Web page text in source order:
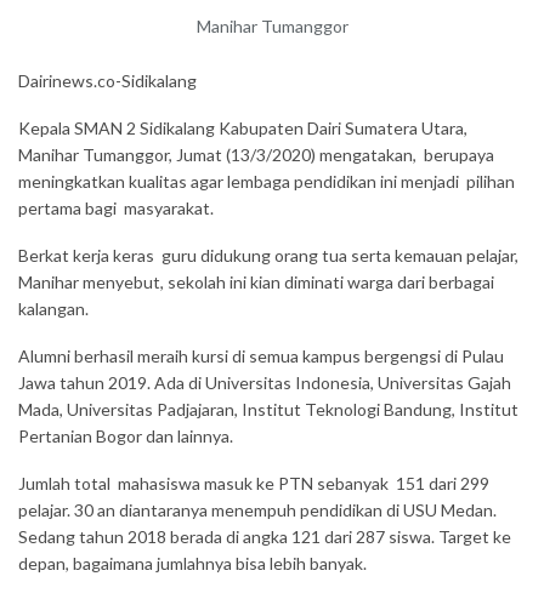
Manihar Tumanggor
Dairinews.co-Sidikalang
Kepala SMAN 2 Sidikalang Kabupaten Dairi Sumatera Utara,
Manihar Tumanggor, Jumat (13/3/2020) mengatakan, berupaya
meningkatkan kualitas agar lembaga pendidikan ini menjadi pilihan
pertama bagi masyarakat.
Berkat kerja keras guru didukung orang tua serta kemauan pelajar,
Manihar menyebut, sekolah ini kian diminati warga dari berbagai
kalangan.
Alumni berhasil meraih kursi di semua kampus bergengsi di Pulau
Jawa tahun 2019. Ada di Universitas Indonesia, Universitas Gajah
Mada, Universitas Padjajaran, Institut Teknologi Bandung, Institut
Pertanian Bogor dan lainnya.
Jumlah total mahasiswa masuk ke PTN sebanyak 151 dari 299
pelajar. 30 an diantaranya menempuh pendidikan di USU Medan.
Sedang tahun 2018 berada di angka 121 dari 287 siswa. Target ke
depan, bagaimana jumlahnya bisa lebih banyak.